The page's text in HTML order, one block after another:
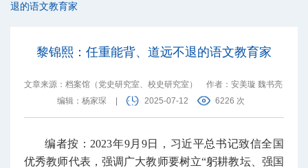
退的语文教育家
黎锦熙：任重能背、道远不退的语文教育家
文章来源：档案馆（党史研究室、校史研究室）
作者：安美璇 魏书亮
编辑：杨家琛
2025-07-12 6226 次
编者按： 2023年9月9日，习近平总书记致信全国
优秀教师代表，强调广大教师要树立“躬耕教坛、强国